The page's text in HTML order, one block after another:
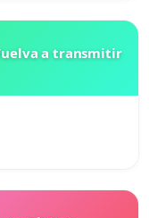
a transmitir